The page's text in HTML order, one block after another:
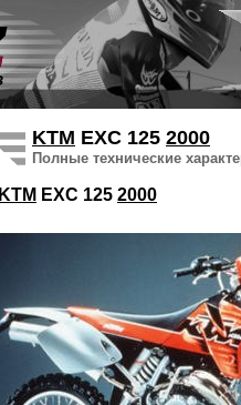
KTM EXC 125 2000
Полные технические
KTM EXC 125 2000